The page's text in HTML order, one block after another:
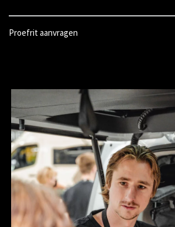
Proefrit aanvragen